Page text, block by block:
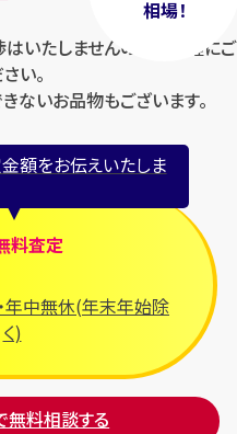
相場！
いたしませんのでお気軽にご
い。
ないお品物もございます。
額をお伝えいたしま
料査定
年中無休(年末年始除
く)
無料相談する